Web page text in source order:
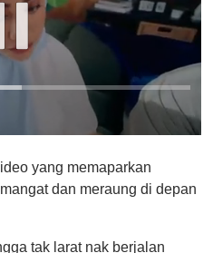
yang memaparkan
dan meraung di depan
tak larat nak berjalan